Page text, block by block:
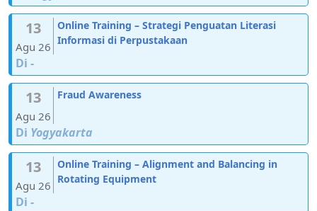
13
Agu 26
Online Training – Strategi Penguatan Literasi
Informasi di Perpustakaan
Di -
13
Agu 26
Fraud Awareness
Di Yogyakarta
13
Agu 26
Online Training – Alignment and Balancing in
Rotating Equipment
Di -